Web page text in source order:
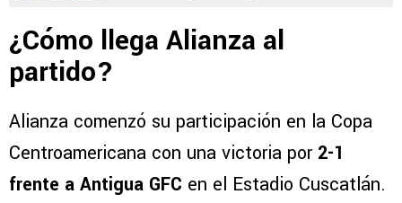
¿Cómo llega Alianza al
partido?
Alianza comenzó su participación en la Copa
Centroamericana con una victoria por 2-1
frente a Antigua GFC en el Estadio Cuscatlán.